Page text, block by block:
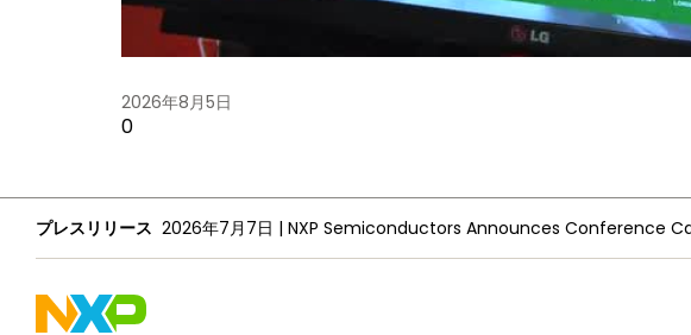
2026年8月5日
0
プレスリリース 2026年7月7日 |